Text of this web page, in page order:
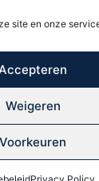
site en onze
Weigeren
Voorkeuren
Cookiebeleid
&